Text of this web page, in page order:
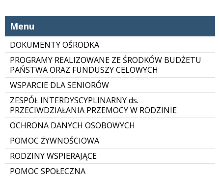
Menu
DOKUMENTY OŚRODKA
PROGRAMY REALIZOWANE ZE ŚRODKÓW BUDŻETU
PAŃSTWA ORAZ FUNDUSZY CELOWYCH
WSPARCIE DLA SENIORÓW
ZESPÓŁ INTERDYSCYPLINARNY ds.
PRZECIWDZIAŁANIA PRZEMOCY W RODZINIE
OCHRONA DANYCH OSOBOWYCH
POMOC ŻYWNOŚCIOWA
RODZINY WSPIERAJĄCE
POMOC SPOŁECZNA